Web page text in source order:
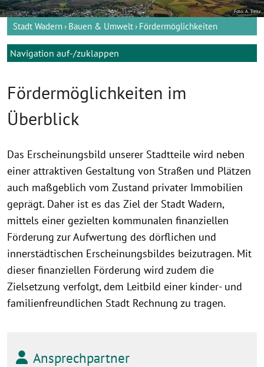
Foto: A. Treitz
Stadt Wadern Bauen & Umwelt Fördermöglichkeiten
Navigation auf-/zuklappen
Fördermöglichkeiten im
Überblick
Das Erscheinungsbild unserer Stadtteile wird neben
einer attraktiven Gestaltung von Straßen und Plätzen
auch maßgeblich vom Zustand privater Immobilien
geprägt. Daher ist es das Ziel der Stadt Wadern,
mittels einer gezielten kommunalen finanziellen
Förderung zur Aufwertung des dörflichen und
innerstädtischen Erscheinungsbildes beizutragen. Mit
dieser finanziellen Förderung wird zudem die
Zielsetzung verfolgt, dem Leitbild einer kinder- und
familienfreundlichen Stadt Rechnung zu tragen.
Ansprechpartner